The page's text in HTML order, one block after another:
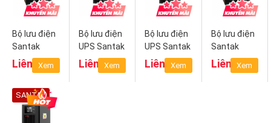
Bộ lưu điện
Santak
C3KS-LCD
Ắc quy rời
Liên hệ
Xem
Bộ lưu điện
UPS Santak
C3K LCD
Liên hệ
Xem
Bộ lưu điện
UPS Santak
C2K-LCD
Liên hệ
Xem
Bộ lưu điện
Santak
C1KS-LCD
Ắc quy rời
Liên hệ
Xem
SANTAK